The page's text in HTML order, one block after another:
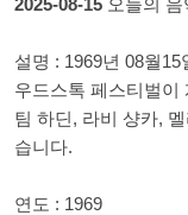
2025-08-15 오늘의
설명 : 1969년 08월
우드스톡 페스티벌이
팀 하딘, 라비 샹카,
습니다.
연도 : 1969